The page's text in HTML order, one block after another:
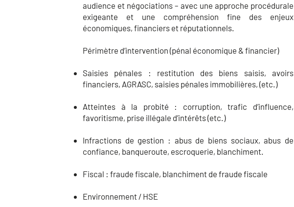
audience et négociations – avec une approche procédurale
exigeante et une compréhension fine des enjeux
économiques, financiers et réputationnels.
Périmètre d’intervention (pénal économique & financier)
Saisies pénales : restitution des biens saisis, avoirs
financiers, AGRASC, saisies pénales immobilières, (etc.)
Atteintes à la probité : corruption, trafic d’influence,
favoritisme, prise illégale d’intérêts (etc.)
Infractions de gestion : abus de biens sociaux, abus de
confiance, banqueroute, escroquerie, blanchiment.
Fiscal : fraude fiscale, blanchiment de fraude fiscale
Environnement / HSE